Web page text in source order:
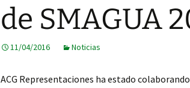
de SMAGUA
11/04/2016 Noticias
ACG Representaciones ha estado